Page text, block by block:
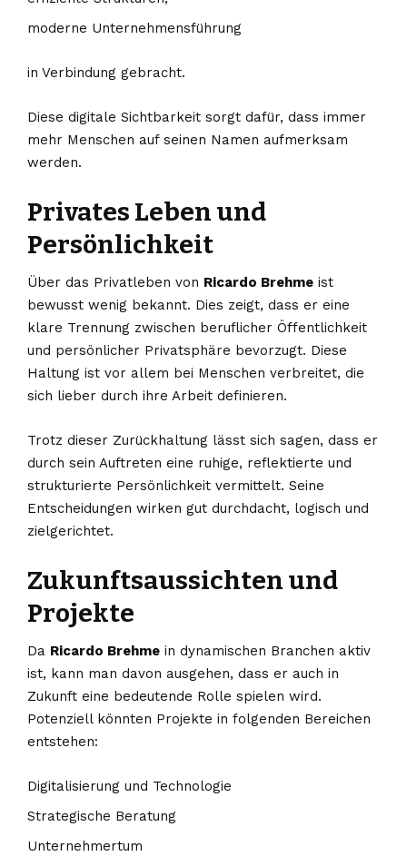
moderne Unternehmensführung
in Verbindung gebracht.
Diese digitale Sichtbarkeit sorgt dafür, dass immer
mehr Menschen auf seinen Namen aufmerksam
werden.
Privates Leben und
Persönlichkeit
Über das Privatleben von Ricardo Brehme ist
bewusst wenig bekannt. Dies zeigt, dass er eine
klare Trennung zwischen beruflicher Öffentlichkeit
und persönlicher Privatsphäre bevorzugt. Diese
Haltung ist vor allem bei Menschen verbreitet, die
sich lieber durch ihre Arbeit definieren.
Trotz dieser Zurückhaltung lässt sich sagen, dass er
durch sein Auftreten eine ruhige, reflektierte und
strukturierte Persönlichkeit vermittelt. Seine
Entscheidungen wirken gut durchdacht, logisch und
zielgerichtet.
Zukunftsaussichten und
Projekte
Da Ricardo Brehme in dynamischen Branchen aktiv
ist, kann man davon ausgehen, dass er auch in
Zukunft eine bedeutende Rolle spielen wird.
Potenziell könnten Projekte in folgenden Bereichen
entstehen:
Digitalisierung und Technologie
Strategische Beratung
Unternehmertum